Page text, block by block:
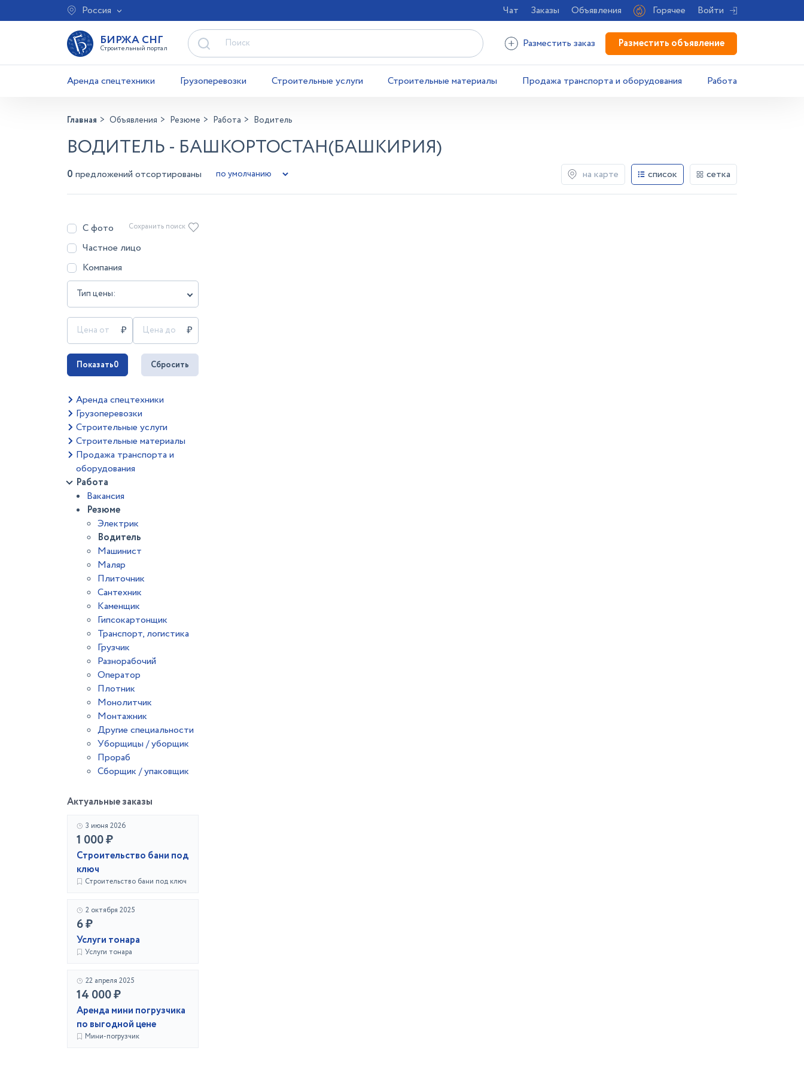
Россия Чат Заказы Объявления Горячее Войти
БИРЖА СНГ
Строительный портал Разместить заказ Разместить объявление
Аренда спецтехники Грузоперевозки Строительные услуги Строительные материалы Продажа транспорта и оборудования Работа
Главная Объявления Резюме Работа Водитель
ВОДИТЕЛЬ - БАШКОРТОСТАН(БАШКИРИЯ)
0 предложений отсортированы на карте список сетка
С фото
Частное лицо
Компания
Тип цены:
Сохранить поиск
Показать0 Сбросить
Аренда спецтехники
Грузоперевозки
Строительные услуги
Строительные материалы
Продажа транспорта и
оборудования
Работа
Вакансия
Резюме
Электрик
Водитель
Машинист
Маляр
Плиточник
Сантехник
Каменщик
Гипсокартонщик
Транспорт, логистика
Грузчик
Разнорабочий
Оператор
Плотник
Монолитчик
Монтажник
Другие специальности
Уборщицы / уборщик
Прораб
Сборщик / упаковщик
Актуальные заказы
3 июня 2026
1 000 ₽
Строительство бани под
ключ
Строительство бани под ключ
2 октября 2025
6 ₽
Услуги тонара
Услуги тонара
22 апреля 2025
14 000 ₽
Аренда мини погрузчика
по выгодной цене
Мини-погрузчик